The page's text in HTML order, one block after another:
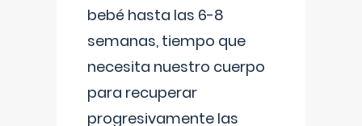
bebé hasta las 6-8
semanas, tiempo que
necesita nuestro cuerpo
para recuperar
progresivamente las